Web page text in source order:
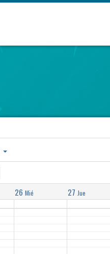
26 Mié 27 Jue